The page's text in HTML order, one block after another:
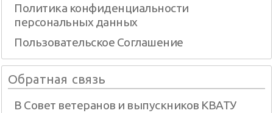
Политика конфиденциальности
персональных данных
Пользовательское Соглашение
Обратная связь
В Совет ветеранов и выпускников КВАТУ